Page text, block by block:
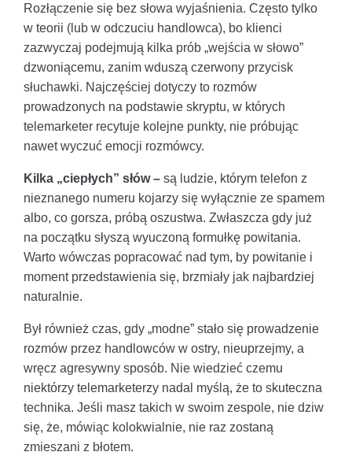
Rozłączenie się bez słowa wyjaśnienia. Często tylko
w teorii (lub w odczuciu handlowca), bo klienci
zazwyczaj podejmują kilka prób „wejścia w słowo”
dzwoniącemu, zanim wduszą czerwony przycisk
słuchawki. Najczęściej dotyczy to rozmów
prowadzonych na podstawie skryptu, w których
telemarketer recytuje kolejne punkty, nie próbując
nawet wyczuć emocji rozmówcy.
Kilka „ciepłych” słów – są ludzie, którym telefon z
nieznanego numeru kojarzy się wyłącznie ze spamem
albo, co gorsza, próbą oszustwa. Zwłaszcza gdy już
na początku słyszą wyuczoną formułkę powitania.
Warto wówczas popracować nad tym, by powitanie i
moment przedstawienia się, brzmiały jak najbardziej
naturalnie.
Był również czas, gdy „modne” stało się prowadzenie
rozmów przez handlowców w ostry, nieuprzejmy, a
wręcz agresywny sposób. Nie wiedzieć czemu
niektórzy telemarketerzy nadal myślą, że to skuteczna
technika. Jeśli masz takich w swoim zespole, nie dziw
się, że, mówiąc kolokwialnie, nie raz zostaną
zmieszani z błotem.